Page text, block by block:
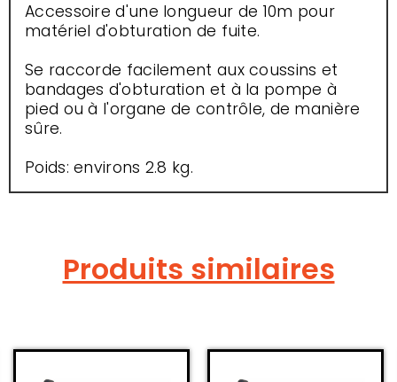
Accessoire d'une longueur de 10m pour
matériel d'obturation de fuite.
Se raccorde facilement aux coussins et
bandages d'obturation et à la pompe à
pied ou à l'organe de contrôle, de manière
sûre.
Poids: environs 2.8 kg.
Produits similaires